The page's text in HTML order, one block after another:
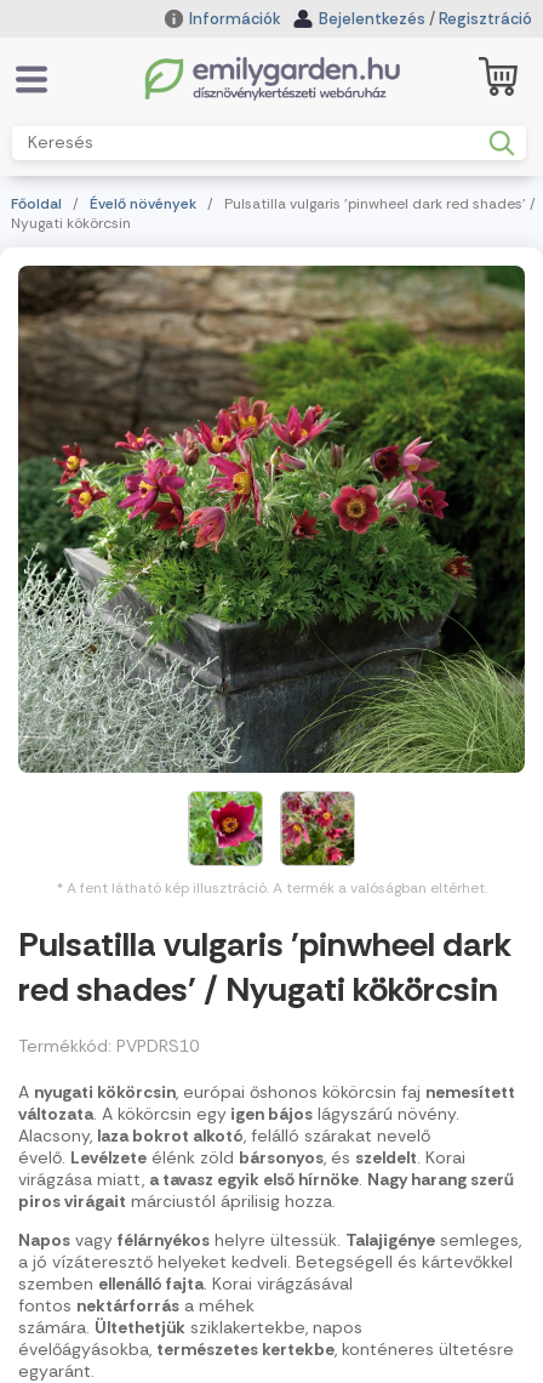
Információk Bejelentkezés /Regisztráció
Főoldal / Évelő növények / Pulsatilla vulgaris 'pinwheel dark red shades' /
Nyugati kökörcsin
* A fent látható kép illusztráció. A termék a valóságban eltérhet.
Pulsatilla vulgaris 'pinwheel dark
red shades' / Nyugati kökörcsin
Termékkód: PVPDRS10
A nyugati kökörcsin, európai őshonos kökörcsin faj nemesített
változata. A kökörcsin egy igen bájos lágyszárú növény.
Alacsony, laza bokrot alkotó, felálló szárakat nevelő
évelő. Levélzete élénk zöld bársonyos, és szeldelt. Korai
virágzása miatt, a tavasz egyik első hírnöke. Nagy harang szerű
piros virágait márciustól áprilisig hozza.
Napos vagy félárnyékos helyre ültessük. Talajigénye semleges,
a jó vízáteresztő helyeket kedveli. Betegségell és kártevőkkel
szemben ellenálló fajta. Korai virágzásával
fontos nektárforrás a méhek
számára. Ültethetjük sziklakertekbe, napos
évelőágyásokba, természetes kertekbe, konténeres ültetésre
egyaránt.